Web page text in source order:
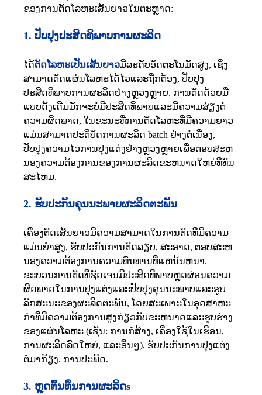
ຂອງການຕັດໂລຫະເສັ້ນຍາວໃນຕະຫຼາດ:
1. ປັບປຸງປະສິດທິພາບການຜະລິດ
ໄດ້ຕັດໂລຫະເປັນເສັ້ນຍາວມີລະດັບອັດຕະໂນມັດສູງ, ເຊິ່ງ
ສາມາດຕັດແຜ່ນໂລຫະໄດ້ໄວແລະຖືກຕ້ອງ, ປັບປຸງ
ປະສິດທິພາບການຜະລິດຢ່າງຫຼວງຫຼາຍ. ການຕັດດ້ວຍມື
ແບບດັ້ງເດີມມັກຈະບໍ່ມີປະສິດທິພາບແລະມີຄວາມສ່ຽງຕໍ່
ຄວາມຜິດພາດ, ໃນຂະນະທີ່ການຕັດໂລຫະທີ່ມີຄວາມຍາວ
ແມ່ນສາມາດປະຕິບັດການຜະລິດ batch ຢ່າງຕໍ່ເນື່ອງ,
ປັບປຸງຄວາມໄວການປຸງແຕ່ງຢ່າງຫຼວງຫຼາຍເພື່ອຕອບສະຫ
ນອງຄວາມຕ້ອງການຂອງການຜະລິດຂະຫນາດໃຫຍ່ທີ່ທັນ
ສະໄຫມ.
2. ຮັບປະກັນຄຸນນະພາບຜະລິດຕະພັນ
ເຄື່ອງຕັດເສັ້ນຍາວມີຄວາມສາມາດໃນການຕັດທີ່ມີຄວາມ
ແມ່ນຍໍາສູງ, ຮັບປະກັນການຕັດລຽບ, ສະອາດ, ຕອບສະຫ
ນອງຄວາມຕ້ອງການຄວາມທົນທານທີ່ແຫນ້ນຫນາ.
ຂະບວນການຕັດທີ່ຊັດເຈນມີປະສິດທິພາບຫຼຸດຜ່ອນຄວາມ
ຜິດພາດໃນການປຸງແຕ່ງແລະປັບປຸງຄຸນນະພາບແລະຮູບ
ລັກສະນະຂອງຜະລິດຕະພັນ, ໂດຍສະເພາະໃນອຸດສາຫະ
ກໍາທີ່ມີຄວາມຕ້ອງການສູງກ່ຽວກັບຂະຫນາດແລະຮູບຮ່າງ
ຂອງແຜ່ນໂລຫະ (ເຊັ່ນ: ການກໍ່ສ້າງ, ເຄື່ອງໃຊ້ໃນເຮືອນ,
ການຜະລິດລົດໃຫຍ່, ແລະອື່ນໆ), ຮັບປະກັນການປຸງແຕ່ງ
ຕໍ່ມາກ້ຽງ. ການປະພຶດ.
3. ຫຼຸດຕົ້ນທຶນການຜະລິດs